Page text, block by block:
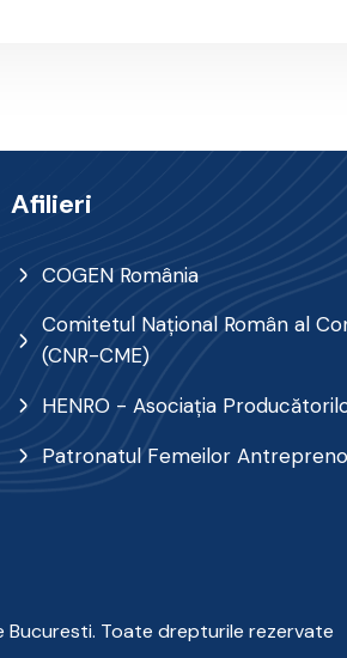
Afilieri
COGEN România
Comitetul Naţional Român al
(CNR-CME)
HENRO - Asociația
Patronatul Femeilor
Toate drepturile rezervate